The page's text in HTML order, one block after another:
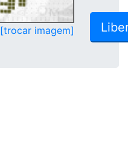
[trocar imagem]